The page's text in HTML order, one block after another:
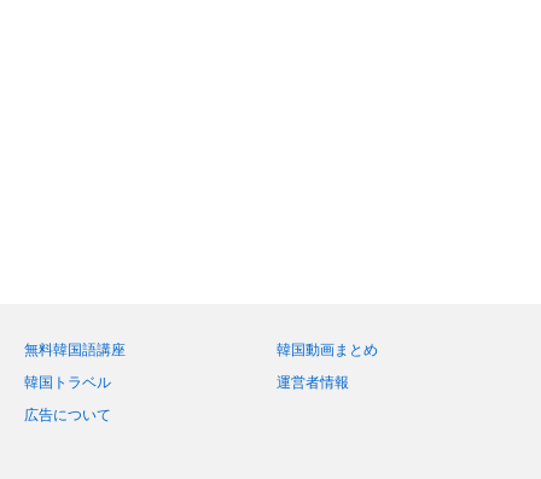
無料韓国語講座
韓国動画まとめ
韓国トラベル
運営者情報
広告について